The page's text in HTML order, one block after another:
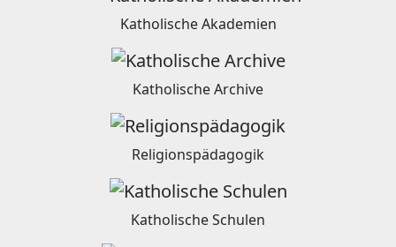
Katholische Akademien
Katholische Archive
Religionspädagogik
Katholische Schulen